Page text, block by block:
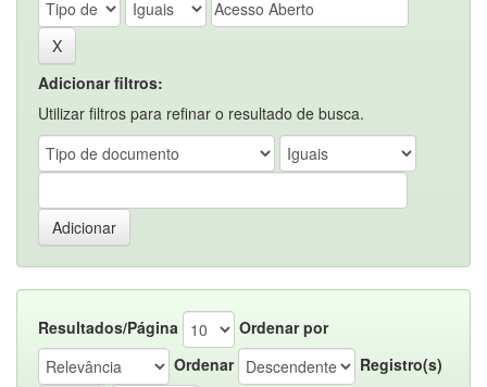
Adicionar filtros:
Utilizar filtros para refinar o resultado de busca.
Resultados/Página
Ordenar por
Ordenar
Registro(s)